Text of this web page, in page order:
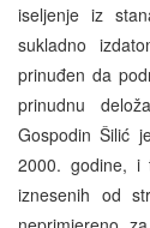
iseljenje iz
sukladno
prinuđen da
prinudnu
Gospodin Šilić
2000. godine, i
iznesenih od